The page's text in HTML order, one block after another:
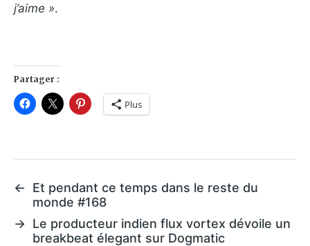
j’aime ».
Partager :
Plus
←
Et pendant ce temps dans le reste du
monde #168
→ Le producteur indien flux vortex dévoile un
breakbeat élegant sur Dogmatic